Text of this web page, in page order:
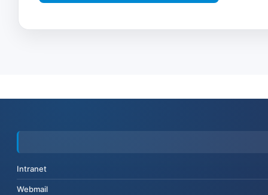
Intranet
Webmail